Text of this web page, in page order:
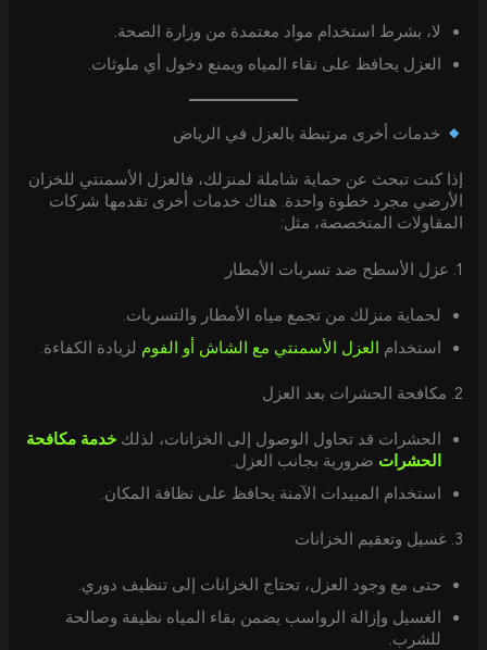
لا، بشرط استخدام مواد معتمدة من وزارة الصحة.
العزل يحافظ على نقاء المياه ويمنع دخول أي ملوثات.
خدمات أخرى مرتبطة بالعزل في الرياض
إذا كنت تبحث عن حماية شاملة لمنزلك، فالعزل الأسمنتي للخزان
الأرضي مجرد خطوة واحدة. هناك خدمات أخرى تقدمها شركات
المقاولات المتخصصة، مثل:
1. عزل الأسطح ضد تسربات الأمطار
لحماية منزلك من تجمع مياه الأمطار والتسربات.
استخدام العزل الأسمنتي مع الشاش أو الفوم لزيادة الكفاءة.
2. مكافحة الحشرات بعد العزل
الحشرات قد تحاول الوصول إلى الخزانات، لذلكخدمة مكافحة
الحشرات ضرورية بجانب العزل.
استخدام المبيدات الآمنة يحافظ على نظافة المكان.
3. غسيل وتعقيم الخزانات
حتى مع وجود العزل، تحتاج الخزانات إلى تنظيف دوري.
الغسيل وإزالة الرواسب يضمن بقاء المياه نظيفة وصالحة
للشرب.